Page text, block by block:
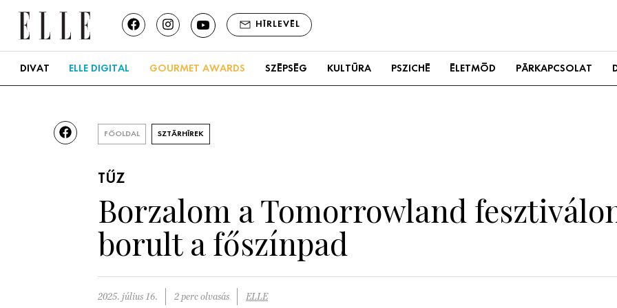
HÍRLEVÉL
DIVAT ELLE DIGITAL GOURMET AWARDS SZÉPSÉG KULTÚRA PSZICHÉ ÉLETMÓD PÁRKAPCSOLAT
FŐOLDAL SZTÁRHÍREK
TŰZ
Borzalom a Tomorrowland
borult a főszínpad
2025. július 16. 2 perc olvasás ELLE